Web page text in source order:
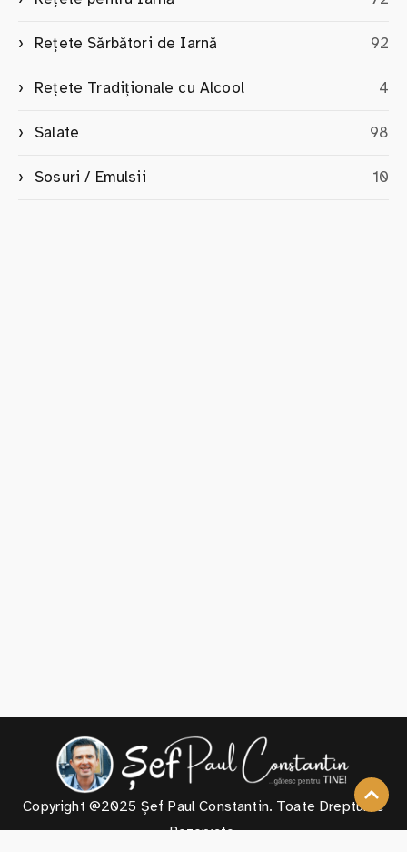
Rețete Sărbători de Iarnă 92
Rețete Tradiționale cu Alcool 4
Salate 98
Sosuri / Emulsii 10
Copyright @2025 Șef Paul Constantin. Toate Drepturile
Rezervate.